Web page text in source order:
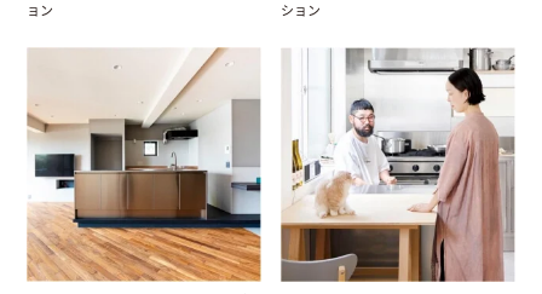
ョン
ション